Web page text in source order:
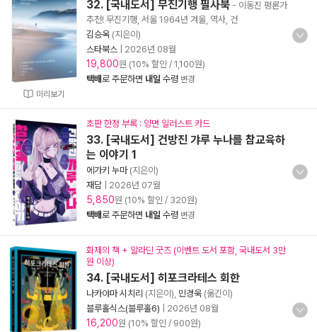
미리보기
32. [국내도서] 무진기행 필사북 - 이동진 평론가
추천! 무진기행, 서울 1964년 겨울, 역사, 건
김승옥 (지은이)
스타북스
2026년 08월
19,800원 (10% 할인 / 1,100원)
택배로 주문하면 내일 수령 변경
초판 한정 부록 : 양면 일러스트 카드
33. [국내도서] 건방진 갸루 누나를 참교육하
는 이야기 1
에가키 누마(지은이)
재담
2026년 07월
5,850원 (10% 할인 / 320원)
택배로 주문하면 내일 수령 변경
화제의 책 + 알라딘 굿즈 (이벤트 도서 포함, 국내도서 3만
원 이상)
34. [국내도서] 히포크라테스 회한
나카야마 시치리 (지은이), 민경욱 (옮긴이)
블루홀식스(블루홀6)
2026년 08월
16,200원 (10% 할인 / 900원)